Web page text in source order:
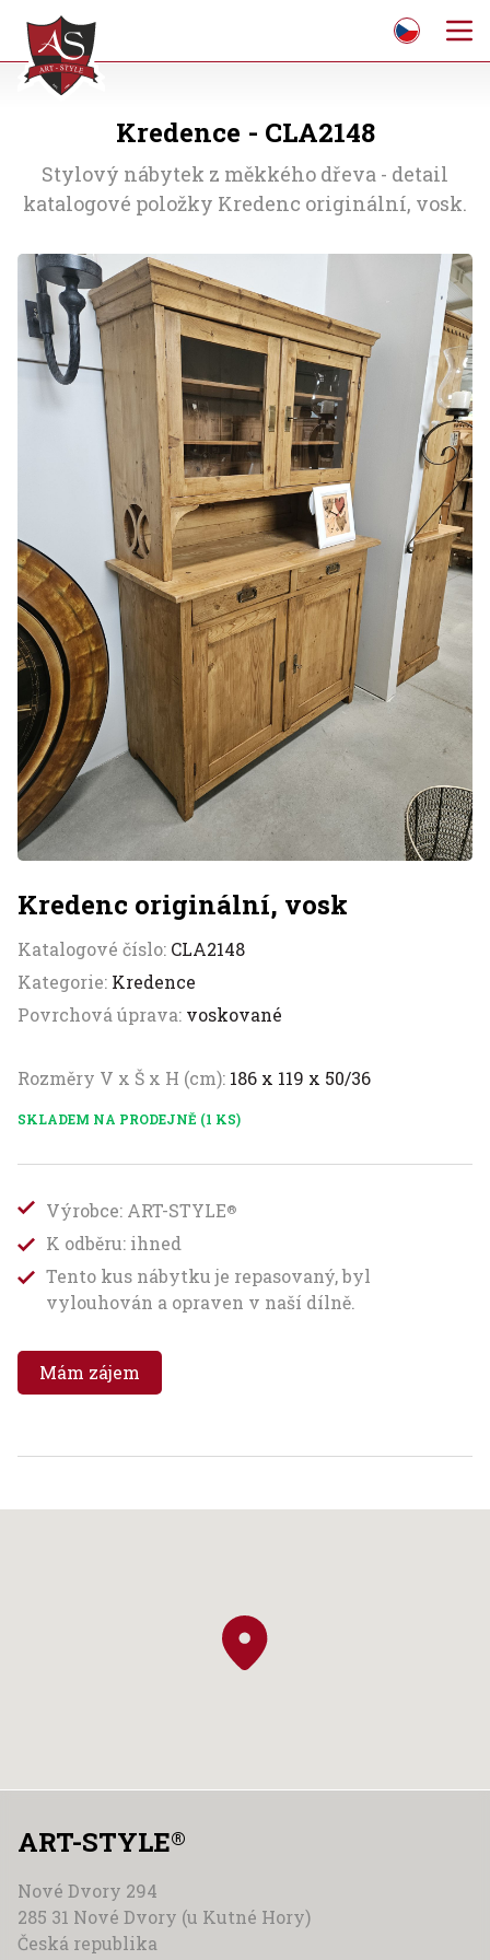
Kredence - CLA2148
Stylový nábytek z měkkého dřeva - detail
katalogové položky Kredenc originální, vosk.
Kredenc originální, vosk
Katalogové číslo: CLA2148
Kategorie: Kredence
Povrchová úprava: voskované
Rozměry V x Š x H (cm): 186 x 119 x 50/36
SKLADEM NA PRODEJNĚ (1 KS)
Výrobce: ART-STYLE®
K odběru: ihned
Tento kus nábytku je repasovaný, byl
vylouhován a opraven v naší dílně.
Mám zájem
ART-STYLE®
Nové Dvory 294
285 31 Nové Dvory (u Kutné Hory)
Česká republika